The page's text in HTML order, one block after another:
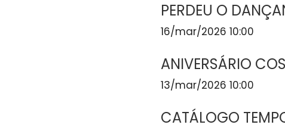
PERDEU O
16/mar/2026 10:00
ANIVERSÁRIO
13/mar/2026 10:00
CATÁLOGO